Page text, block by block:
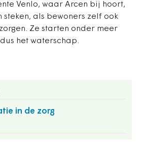
Venlo, waar Arcen bij hoort,
als bewoners zelf ook
Ze starten onder meer
het waterschap.
in de zorg